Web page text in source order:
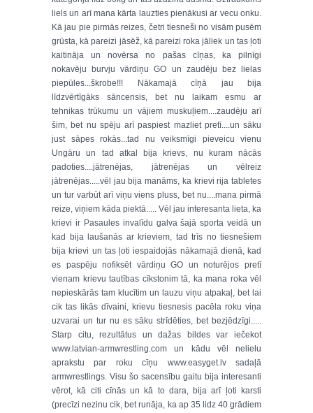
liels un arī mana kārta lauzties pienākusi ar vecu onku.
Kā jau pie pirmās reizes, četri tiesneši no visām pusēm
grūsta, kā pareizi jāsēž, kā pareizi roka jāliek un tas ļoti
kaitināja un novērsa no pašas cīņas, ka pilnīgi
nokavēju burvju vārdiņu GO un zaudēju bez lielas
piepūles...škrobe!!! Nākamajā cīņā jau bija
līdzvērtīgāks sāncensis, bet nu laikam esmu ar
tehnikas trūkumu un vājiem muskuļiem....zaudēju arī
šim, bet nu spēju arī paspiest mazliet pretī....un sāku
just sāpes rokās...tad nu veiksmīgi pieveicu vienu
Ungāru un tad atkal bija krievs, nu kuram nācās
padoties....jātrenējas, jātrenējas un vēlreiz
jātrenējas.....vēl jau bija manāms, ka krievi rija tabletes
un tur varbūt arī viņu viens pluss, bet nu....mana pirmā
reize, viņiem kāda piektā..... Vēl jau interesanta lieta, ka
krievi ir Pasaules invalīdu galva šajā sporta veidā un
kad bija laušanās ar krieviem, tad trīs no tiesnešiem
bija krievi un tas ļoti iespaidojās nākamajā dienā, kad
es paspēju nofiksēt vārdiņu GO un noturējos pretī
vienam krievu tautības cīkstonim tā, ka mana roka vēl
nepieskārās tam klucītim un lauzu viņu atpakaļ, bet lai
cik tas likās dīvaini, krievu tiesnesis pacēla roku viņa
uzvarai un tur nu es sāku strīdēties, bet bezjēdzīgi.....
Starp citu, rezultātus un dažas bildes var iečekot
www.latvian-armwrestling.com un kādu vēl nelielu
aprakstu par roku cīņu www.easyget.lv sadaļā
armwrestlings. Visu šo sacensību gaitu bija interesanti
vērot, kā citi cīnās un kā to dara, bija arī ļoti karsti
(precīzi nezinu cik, bet runāja, ka ap 35 lidz 40 grādiem